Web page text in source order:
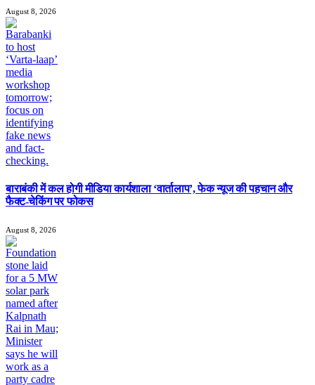
August 8, 2026
बाराबंकी में कल होगी मीडिया कार्यशाला ‘वार्तालाप’, फेक न्यूज की पहचान और
फैक्ट-चेकिंग पर फोकस
August 8, 2026